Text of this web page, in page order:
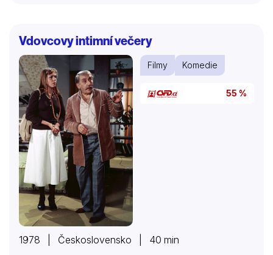
Vdovcovy intimní večery
Filmy Komedie
55 %
1978 | Československo | 40 min